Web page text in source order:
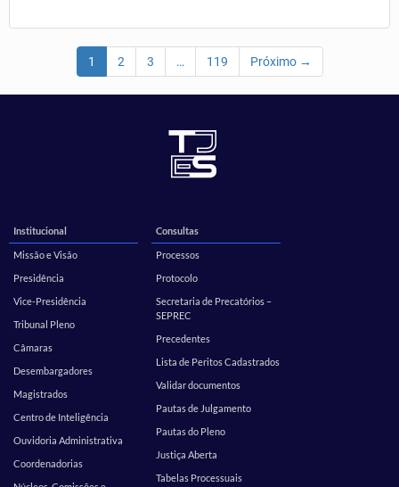
1 2 3 … 119 Próximo →
Institucional
Missão e Visão
Presidência
Vice-Presidência
Tribunal Pleno
Câmaras
Desembargadores
Magistrados
Centro de Inteligência
Ouvidoria Administrativa
Coordenadorias
Consultas
Processos
Protocolo
Secretaria de Precatórios –
SEPREC
Precedentes
Lista de Peritos Cadastrados
Validar documentos
Pautas de Julgamento
Pautas do Pleno
Justiça Aberta
Tabelas Processuais